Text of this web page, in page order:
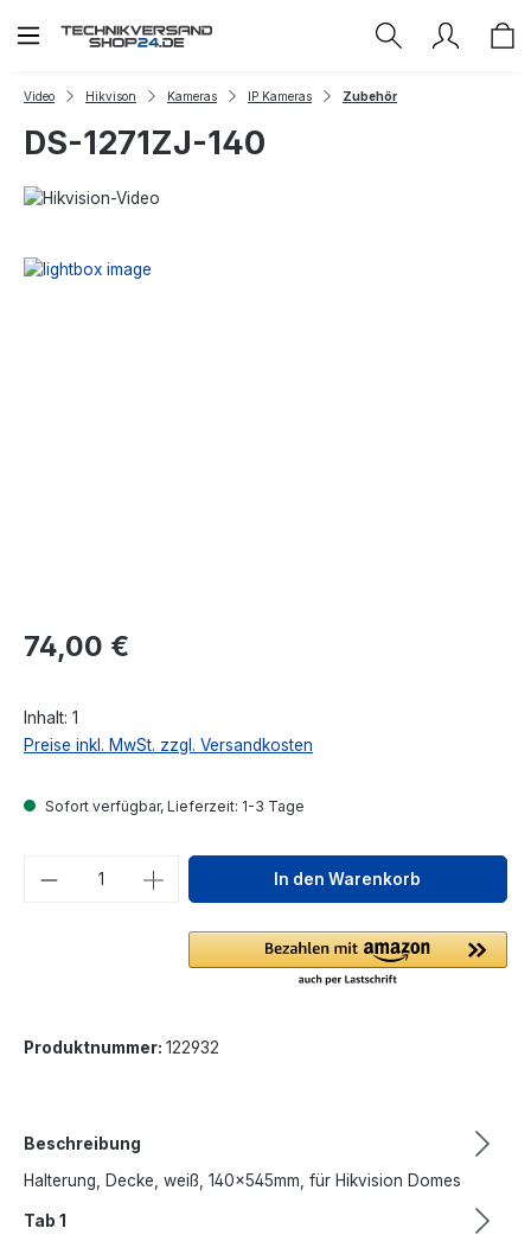
Zum Hauptinhalt springen
Video Hikvison Kameras IP Kameras Zubehör
DS-1271ZJ-140
Regulärer Preis:
74,00 €
Inhalt: 1
Preise inkl. MwSt. zzgl. Versandkosten
Sofort verfügbar, Lieferzeit: 1-3 Tage
Produkt Anzahl: Gib denIn den Warenkorb
Produktnummer: 122932
Beschreibung
Halterung, Decke, weiß, 140×545mm, für Hikvision Domes
Tab 1